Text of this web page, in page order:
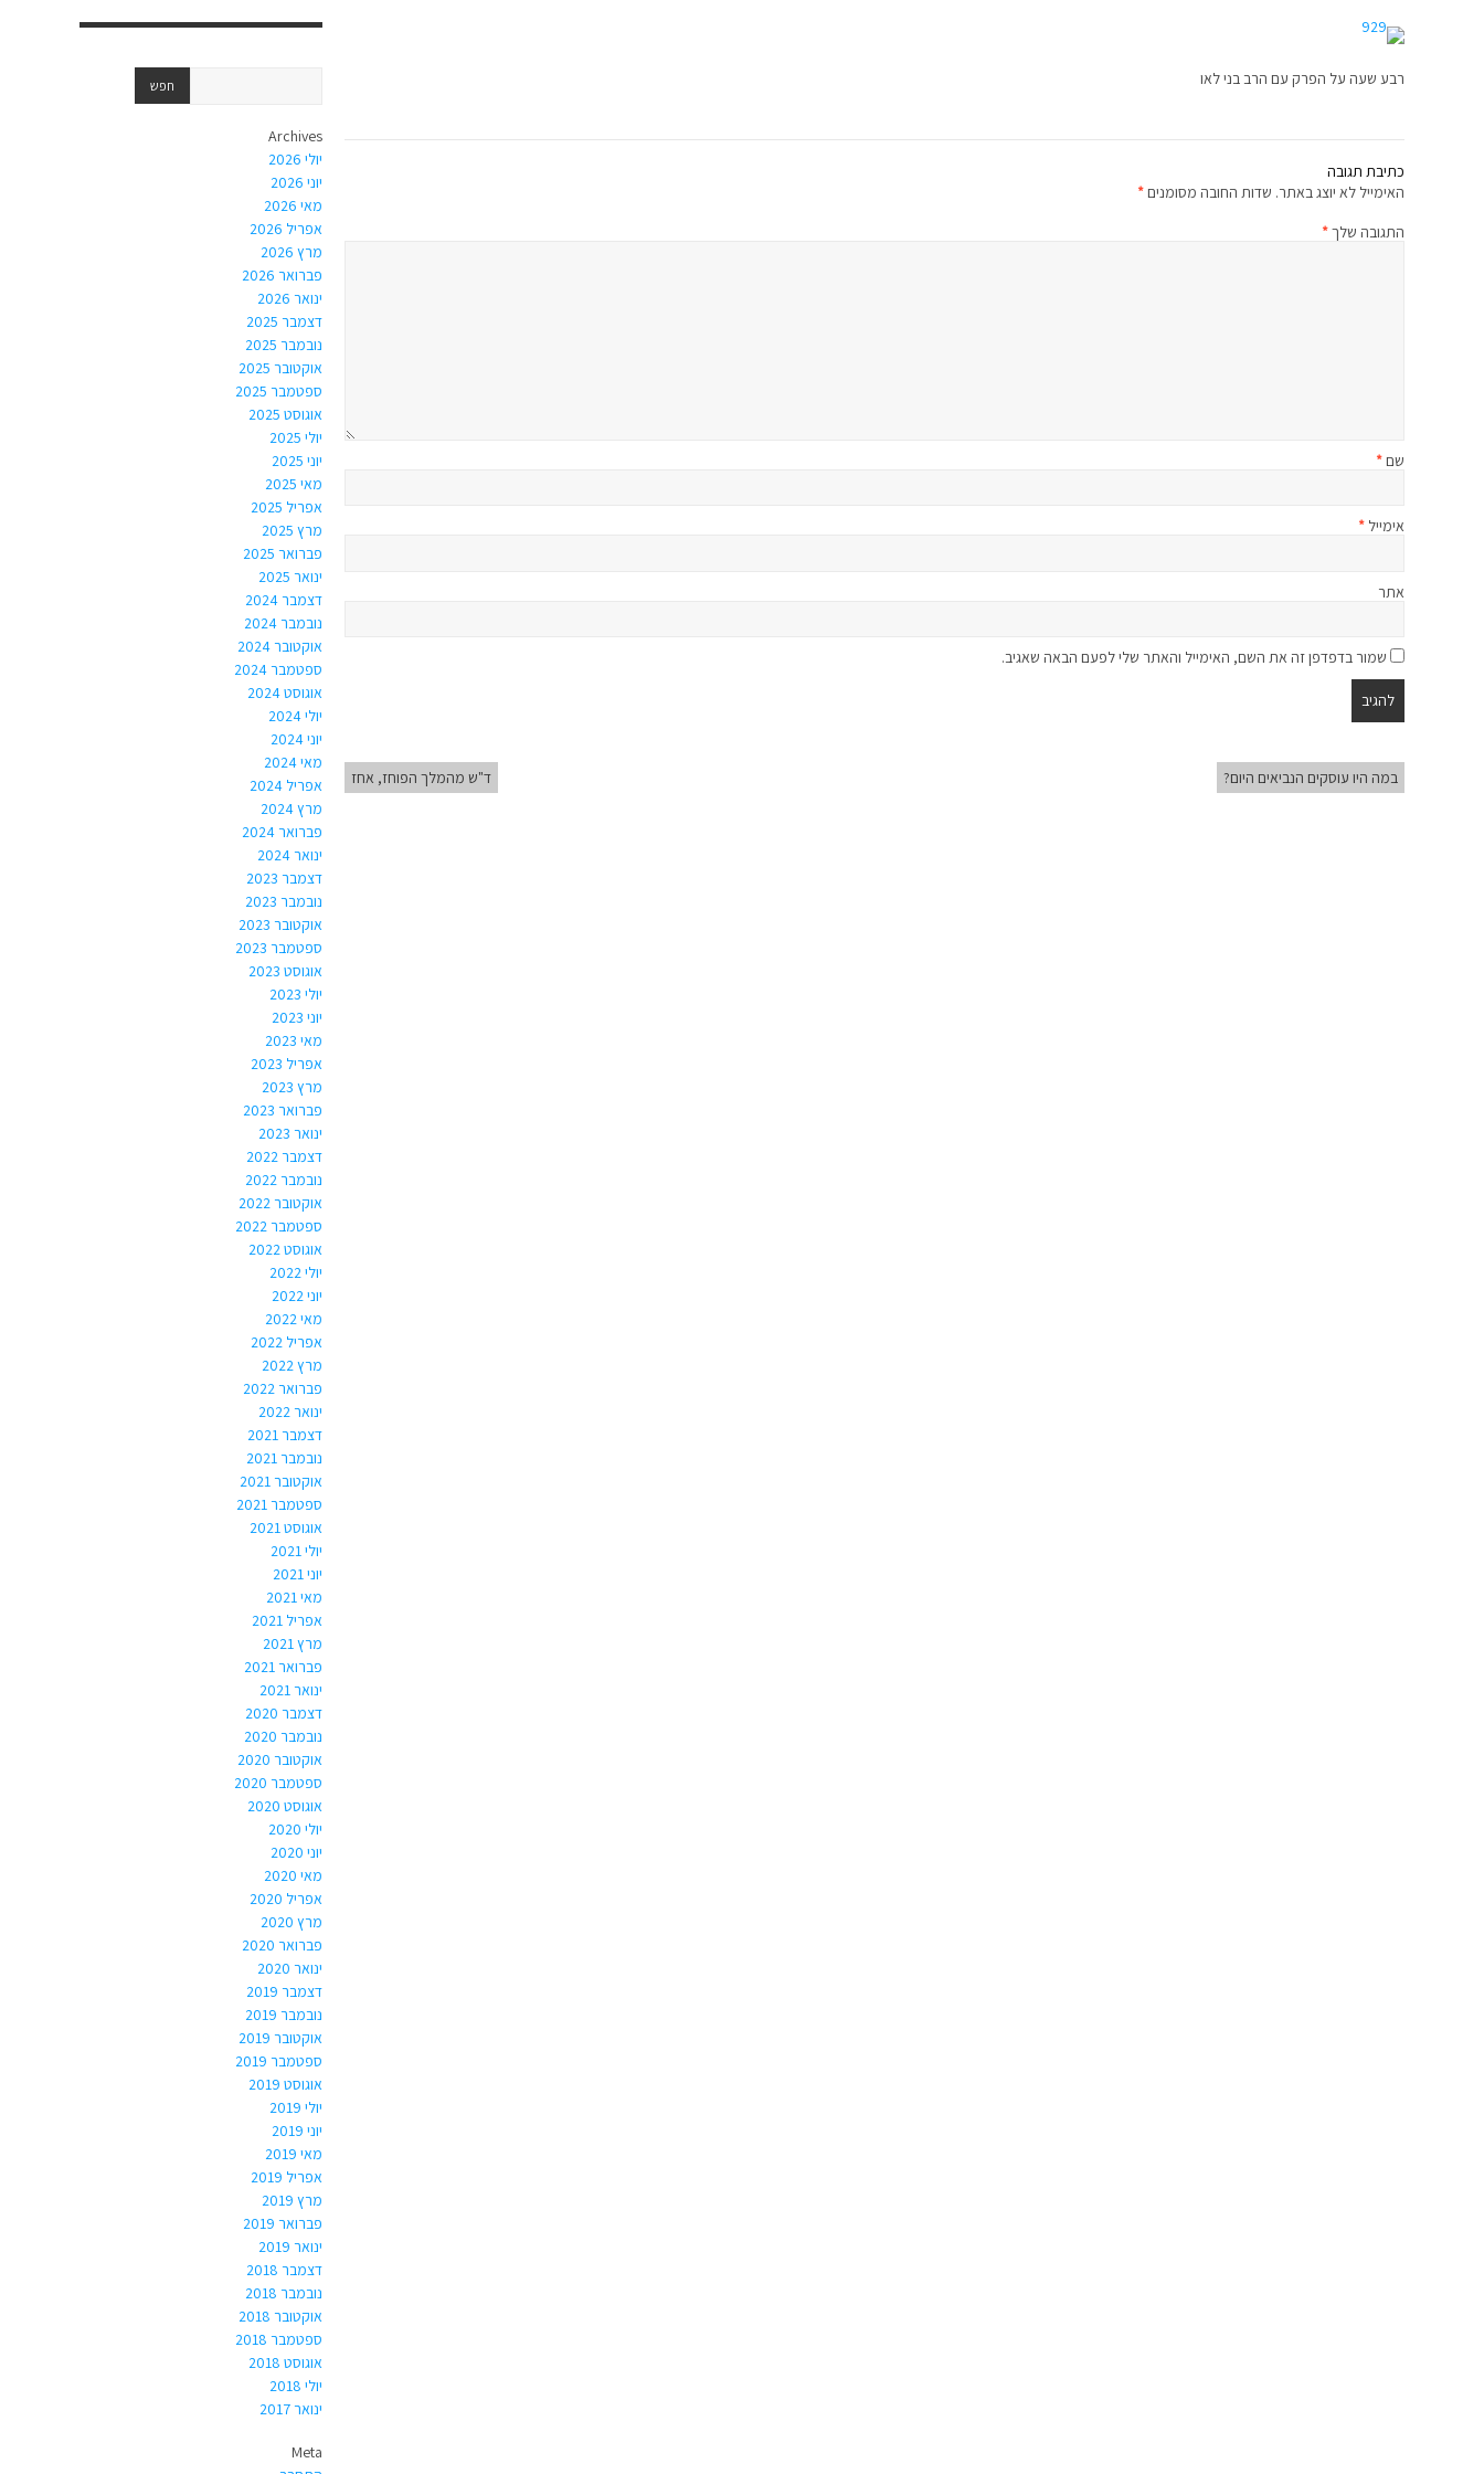
רבע שעה על הפרק עם הרב בני לאו
כתיבת תגובה
האימייל לא יוצג באתר. שדות החובה מסומנים*
התגובה שלך*
שם*
אימייל *
אתר
שמור בדפדפן זה את השם, האימייל והאתר שלי לפעם הבאה שאגיב.
במה היו עוסקים הנביאים היום? ד"ש מהמלך הפוחז, אחז
Archives
יולי 2026
יוני 2026
מאי 2026
אפריל 2026
מרץ 2026
פברואר 2026
ינואר 2026
דצמבר 2025
נובמבר 2025
אוקטובר 2025
ספטמבר 2025
אוגוסט 2025
יולי 2025
יוני 2025
מאי 2025
אפריל 2025
מרץ 2025
פברואר 2025
ינואר 2025
דצמבר 2024
נובמבר 2024
אוקטובר 2024
ספטמבר 2024
אוגוסט 2024
יולי 2024
יוני 2024
מאי 2024
אפריל 2024
מרץ 2024
פברואר 2024
ינואר 2024
דצמבר 2023
נובמבר 2023
אוקטובר 2023
ספטמבר 2023
אוגוסט 2023
יולי 2023
יוני 2023
מאי 2023
אפריל 2023
מרץ 2023
פברואר 2023
ינואר 2023
דצמבר 2022
נובמבר 2022
אוקטובר 2022
ספטמבר 2022
אוגוסט 2022
יולי 2022
יוני 2022
מאי 2022
אפריל 2022
מרץ 2022
פברואר 2022
ינואר 2022
דצמבר 2021
נובמבר 2021
אוקטובר 2021
ספטמבר 2021
אוגוסט 2021
יולי 2021
יוני 2021
מאי 2021
אפריל 2021
מרץ 2021
פברואר 2021
ינואר 2021
דצמבר 2020
נובמבר 2020
אוקטובר 2020
ספטמבר 2020
אוגוסט 2020
יולי 2020
יוני 2020
מאי 2020
אפריל 2020
מרץ 2020
פברואר 2020
ינואר 2020
דצמבר 2019
נובמבר 2019
אוקטובר 2019
ספטמבר 2019
אוגוסט 2019
יולי 2019
יוני 2019
מאי 2019
אפריל 2019
מרץ 2019
פברואר 2019
ינואר 2019
דצמבר 2018
נובמבר 2018
אוקטובר 2018
ספטמבר 2018
אוגוסט 2018
יולי 2018
ינואר 2017
Meta